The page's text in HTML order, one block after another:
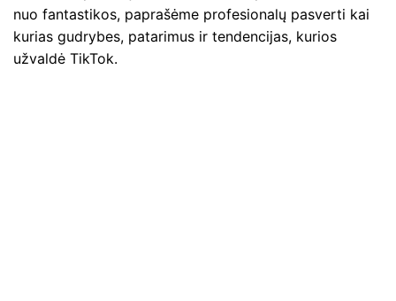
nuo fantastikos, paprašėme profesionalų pasverti kai
kurias gudrybes, patarimus ir tendencijas, kurios
užvaldė TikTok.